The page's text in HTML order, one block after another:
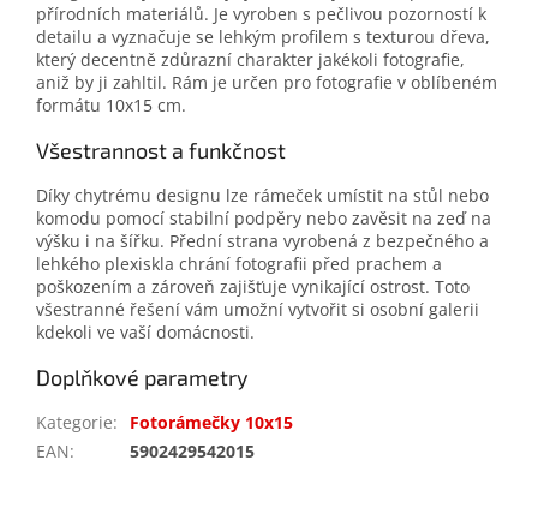
přírodních materiálů. Je vyroben s pečlivou pozorností k
detailu a vyznačuje se lehkým profilem s texturou dřeva,
který decentně zdůrazní charakter jakékoli fotografie,
aniž by ji zahltil. Rám je určen pro fotografie v oblíbeném
formátu 10x15 cm.
Všestrannost a funkčnost
Díky chytrému designu lze rámeček umístit na stůl nebo
komodu pomocí stabilní podpěry nebo zavěsit na zeď na
výšku i na šířku. Přední strana vyrobená z bezpečného a
lehkého plexiskla chrání fotografii před prachem a
poškozením a zároveň zajišťuje vynikající ostrost. Toto
všestranné řešení vám umožní vytvořit si osobní galerii
kdekoli ve vaší domácnosti.
Doplňkové parametry
Kategorie:
Fotorámečky 10x15
EAN: 5902429542015